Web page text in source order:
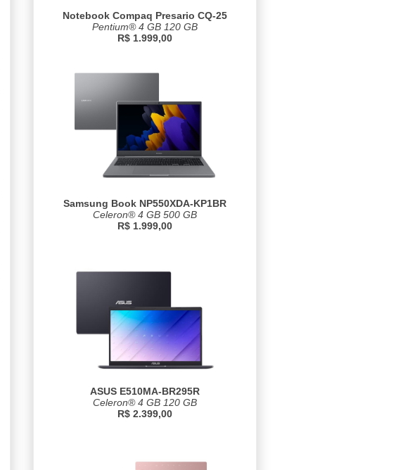
Notebook Compaq Presario CQ-25
Pentium® 4 GB 120 GB
R$ 1.999,00
Samsung Book NP550XDA-KP1BR
Celeron® 4 GB 500 GB
R$ 1.999,00
ASUS E510MA-BR295R
Celeron® 4 GB 120 GB
R$ 2.399,00